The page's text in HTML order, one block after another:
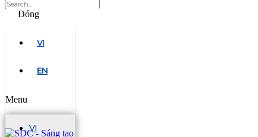
Đóng
VI
EN
Menu
VI